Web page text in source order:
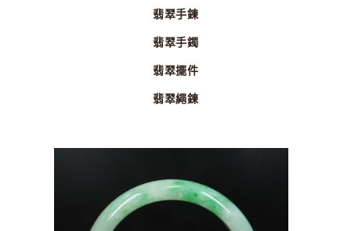
翡翠手鍊
翡翠手鐲
翡翠擺件
翡翠繩鍊